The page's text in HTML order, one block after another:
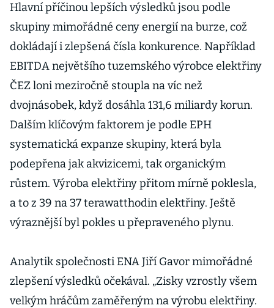
Hlavní příčinou lepších výsledků jsou podle
skupiny mimořádné ceny energií na burze, což
dokládají i zlepšená čísla konkurence. Například
EBITDA největšího tuzemského výrobce elektřiny
ČEZ loni meziročně stoupla na víc než
dvojnásobek, když dosáhla 131,6 miliardy korun.
Dalším klíčovým faktorem je podle EPH
systematická expanze skupiny, která byla
podepřena jak akvizicemi, tak organickým
růstem. Výroba elektřiny přitom mírně poklesla,
a to z 39 na 37 terawatthodin elektřiny. Ještě
výraznější byl pokles u přepraveného plynu.
Analytik společnosti ENA Jiří Gavor mimořádné
zlepšení výsledků očekával. „Zisky vzrostly všem
velkým hráčům zaměřeným na výrobu elektřiny.